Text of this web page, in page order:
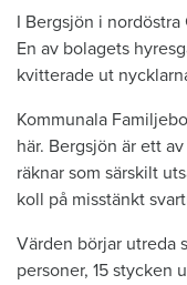
I Bergsjön i
En av bolagets
kvitterade ut
Kommunala
här. Bergsjön är ett
räknar som särskilt
koll på misstänkt
Värden börjar utreda
personer, 15 stycken